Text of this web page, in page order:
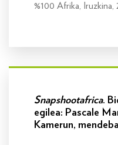
%100 Afrika, Iruzkina,
Snapshootafrica.
egilea: Pascale
Kamerun,